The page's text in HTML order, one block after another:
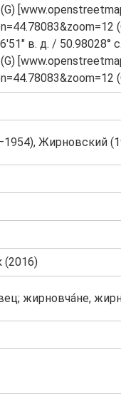
в. д. / 50.98028°
Жирновский
(2016)
жирновча́не,